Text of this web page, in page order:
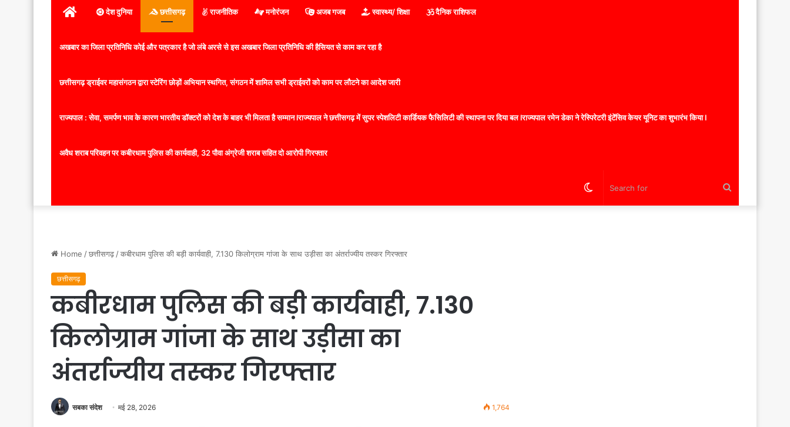
होम देश दुनिया छत्तीसगढ़ राजनीतिक मनोरंजन अजब गजब स्वास्थ्य/ शिक्षा दैनिक राशिफल
अखबार का जिला प्रतिनिधि कोई और पत्रकार है जो लंबे अरसे से इस अखबार जिला प्रतिनिधि की हैसियत से काम कर रहा है
छत्तीसगढ़ ड्राईवर महासंगठन द्वारा स्टेरिंग छोड़ों अभियान स्थगित, संगठन में शामिल सभी ड्राईवरों को काम पर लौटने का आदेश जारी
राज्यपाल : सेवा, समर्पण भाव के कारण भारतीय डॉक्टरों को देश के बाहर भी मिलता है सम्मान lराज्यपाल ने छत्तीसगढ़ में सुपर स्पेशलिटी कार्डियक फैसिलिटी की स्थापना पर दिया बल lराज्यपाल रमेन डेका ने रेस्पिरेटरी इंटेंसिव केयर यूनिट का शुभारंभ किया l
अवैध शराब परिवहन पर कबीरधाम पुलिस की कार्यवाही, 32 पौवा अंग्रेजी शराब सहित दो आरोपी गिरफ्तार
Switch
Home /छत्तीसगढ़ /कबीरधाम पुलिस की बड़ी कार्यवाही, 7.130 किलोग्राम गांजा के साथ उड़ीसा का अंतर्राज्यीय तस्कर गिरफ्तार
छत्तीसगढ़
कबीरधाम पुलिस की बड़ी कार्यवाही, 7.130
किलोग्राम गांजा के साथ उड़ीसा का
अंतर्राज्यीय तस्कर गिरफ्तार
सबका संदेश मई 28, 2026 1,764